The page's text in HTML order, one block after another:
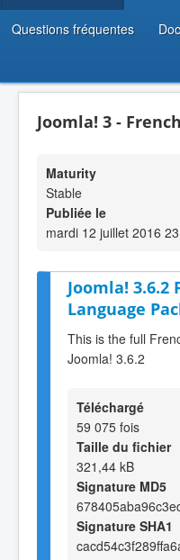
Questions fréquentes
Joomla! 3 -
Maturity
Stable
Publiée le
mardi 12 juillet 2016
Joomla! 3.6.2
Language
This is the full
Joomla! 3.6.2
Téléchargé
59 075 fois
Taille du fichier
321,44 kB
Signature MD5
Signature SHA1